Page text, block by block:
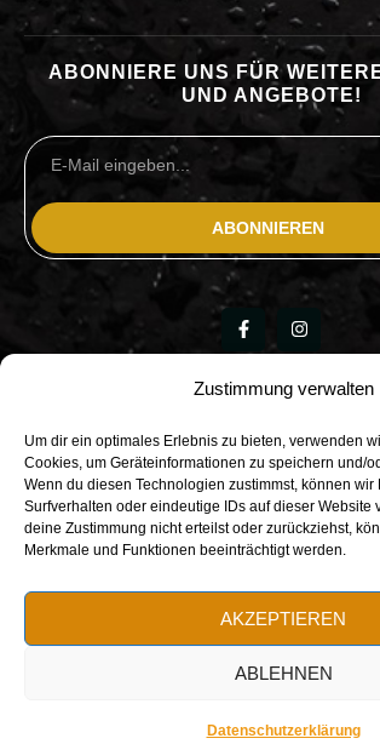
Zustimmung verwalten
Um dir ein optimales Erlebnis zu bieten, verwenden
Cookies, um Geräteinformationen zu speichern und/
Wenn du diesen Technologien zustimmst, können wir
Surfverhalten oder eindeutige IDs auf dieser Website
deine Zustimmung nicht erteilst oder zurückziehst,
Merkmale und Funktionen beeinträchtigt werden.
AKZEPTIEREN
ABLEHNEN
Datenschutzerklärung
ABONNIERE UNS FÜR
UND ANGEBOTE!
ABONNIEREN
Copyright © IMPULSIV FITNESS
einbehalten.